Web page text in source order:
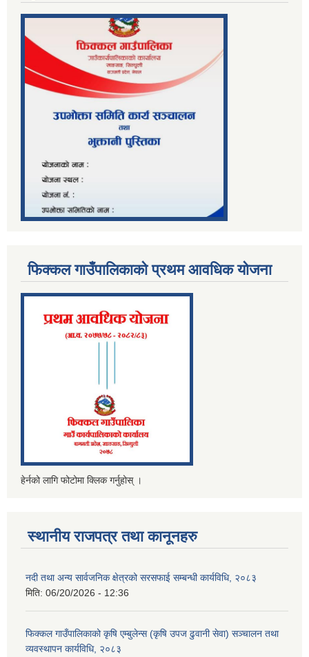
फिक्कल गाउँपालिकाको प्रथम आवधिक योजना
हेर्नको लागि फोटोमा क्लिक गर्नुहोस् ।
स्थानीय राजपत्र तथा कानूनहरु
नदी तथा अन्य सार्वजनिक क्षेत्रको सरसफाई सम्बन्धी कार्यविधि, २०८३
मिति: 06/20/2026 - 12:36
फिक्कल गाउँपालिकाको कृषि एम्बुलेन्स (कृषि उपज ढुवानी सेवा) सञ्चालन तथा
व्यवस्थापन कार्यविधि, २०८३